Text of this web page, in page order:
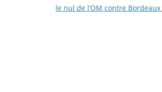
le nul de l’OM contre Bordeaux